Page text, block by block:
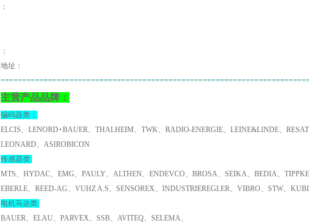
：
：
地址：
主营产品品牌：
编码器类：
ELCIS、LENORD+BAUER、THALHEIM、TWK、RADIO-ENERGIE、LEINE&LINDE、
LEONARD、ASIROBICON
传感器类:
MTS、HYDAC、EMG、PAULY、ALTHEN、ENDEVCO、BROSA、SEIKA、BEDIA、
EBERLE、REED-AG、VUHZ A.S、SENSOREX、INDUSTRIEREGLER、VIBRO、STW、
电机马达类:
BAUER、ELAU、PARVEX、SSB、AVITEQ、SELEMA、